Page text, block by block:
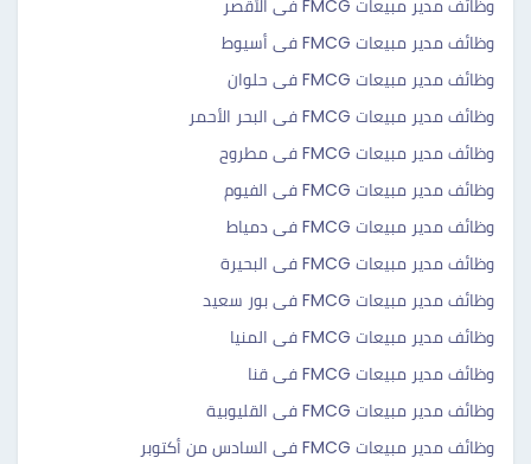
وظائف مدير مبيعات FMCG فى الأقصر
وظائف مدير مبيعات FMCG فى أسيوط
وظائف مدير مبيعات FMCG فى حلوان
وظائف مدير مبيعات FMCG فى البحر الأحمر
وظائف مدير مبيعات FMCG فى مطروح
وظائف مدير مبيعات FMCG فى الفيوم
وظائف مدير مبيعات FMCG فى دمياط
وظائف مدير مبيعات FMCG فى البحيرة
وظائف مدير مبيعات FMCG فى بور سعيد
وظائف مدير مبيعات FMCG فى المنيا
وظائف مدير مبيعات FMCG فى قنا
وظائف مدير مبيعات FMCG فى القليوبية
وظائف مدير مبيعات FMCG فى السادس من أكتوبر